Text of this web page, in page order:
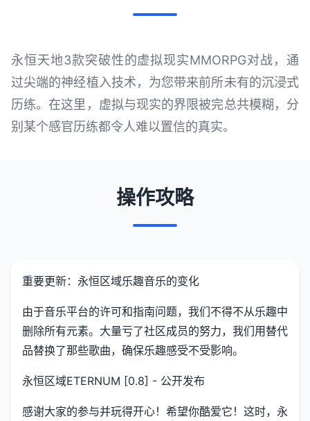
永恒天地3款突破性的虚拟现实MMORPG对战，通
过尖端的神经植入技术，为您带来前所未有的沉浸式
历练。在这里，虚拟与现实的界限被完总共模糊，分
别某个感官历练都令人难以置信的真实。
操作攻略
重要更新：永恒区域乐趣音乐的变化
由于音乐平台的许可和指南问题，我们不得不从乐趣中
删除所有元素。大量亏了社区成员的努力，我们用替代
品替换了那些歌曲，确保乐趣感受不受影响。
永恒区域ETERNUM [0.8] - 公开发布
感谢大家的参与并玩得开心！希望你酷爱它！这时，永